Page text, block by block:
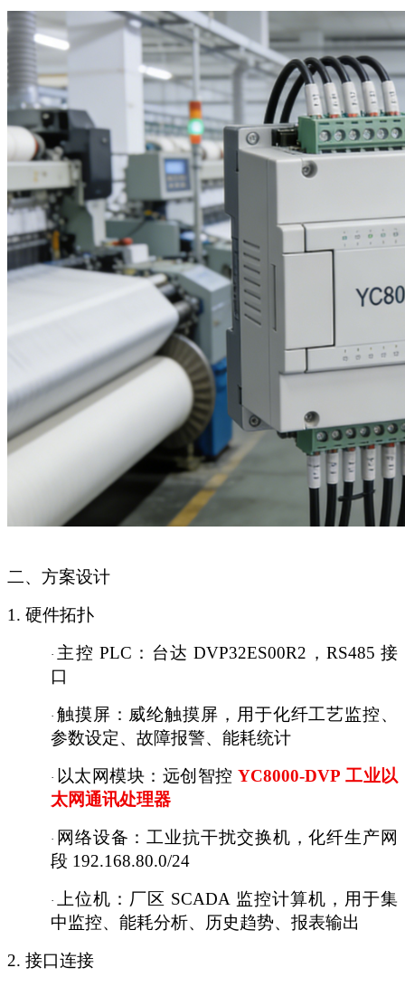
二、方案设计
1. 硬件拓扑
· 主控 PLC：台达 DVP32ES00R2，RS485 接
口
· 触摸屏：威纶触摸屏，用于化纤工艺监控、
参数设定、故障报警、能耗统计
· 以太网模块：远创智控 YC8000-DVP 工业以
太网通讯处理器
· 网络设备：工业抗干扰交换机，化纤生产网
段 192.168.80.0/24
· 上位机：厂区 SCADA 监控计算机，用于集
中监控、能耗分析、历史趋势、报表输出
2. 接口连接